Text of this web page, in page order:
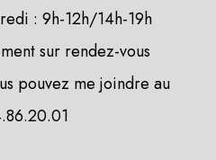
: 9h-12h/14h-19h
sur rendez-vous
pouvez me joindre au